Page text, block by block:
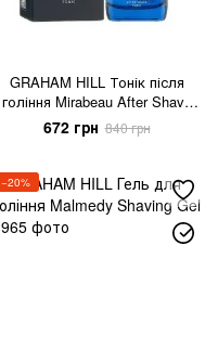
GRAHAM HILL Тонік після
гоління Mirabeau After Shave
Tonic
672 грн 840 грн
−20%